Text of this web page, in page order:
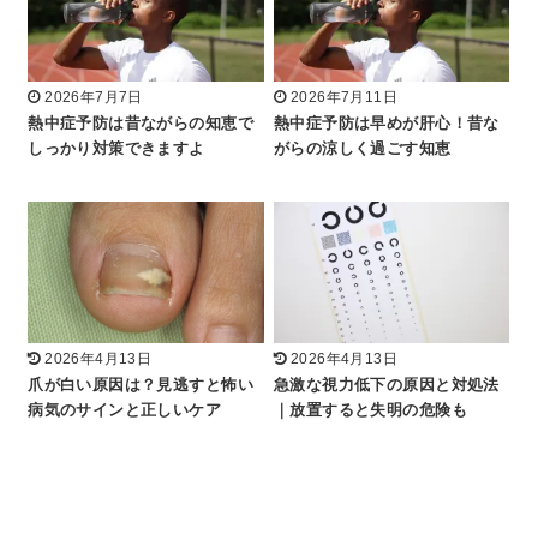
2026年7月7日
熱中症予防は昔ながらの知恵で
しっかり対策できますよ
2026年7月11日
熱中症予防は早めが肝心！昔な
がらの涼しく過ごす知恵
2026年4月13日
爪が白い原因は？見逃すと怖い
病気のサインと正しいケア
2026年4月13日
急激な視力低下の原因と対処法
｜放置すると失明の危険も